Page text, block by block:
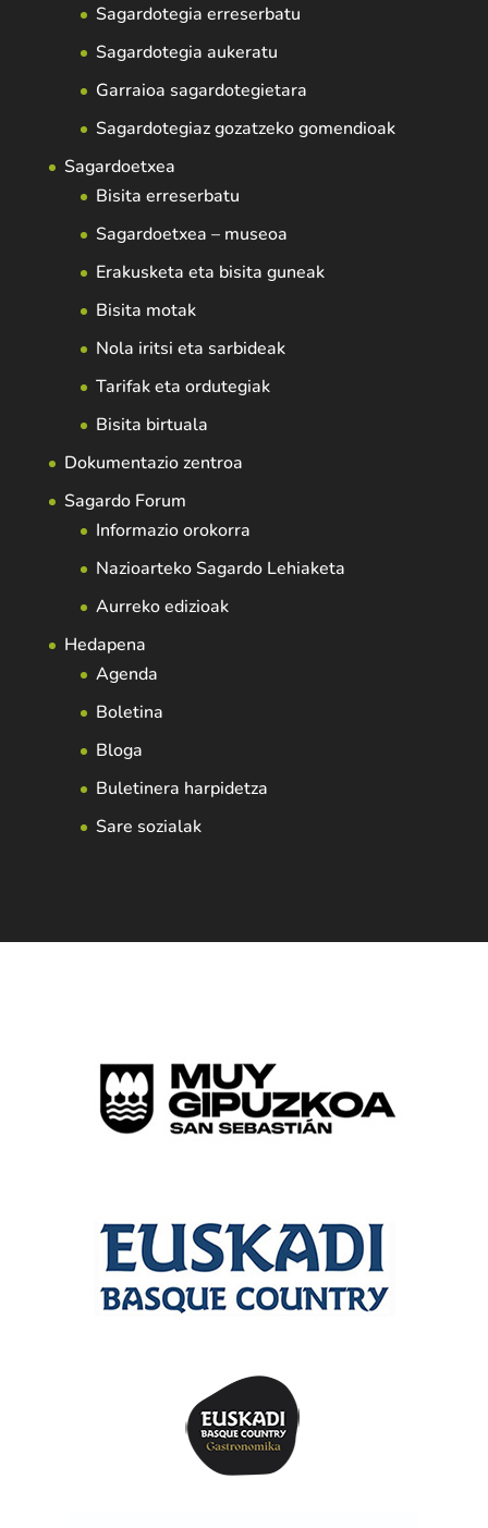
Sagardotegia erreserbatu
Sagardotegia aukeratu
Garraioa sagardotegietara
Sagardotegiaz gozatzeko gomendioak
Sagardoetxea
Bisita erreserbatu
Sagardoetxea – museoa
Erakusketa eta bisita guneak
Bisita motak
Nola iritsi eta sarbideak
Tarifak eta ordutegiak
Bisita birtuala
Dokumentazio zentroa
Sagardo Forum
Informazio orokorra
Nazioarteko Sagardo Lehiaketa
Aurreko edizioak
Hedapena
Agenda
Boletina
Bloga
Buletinera harpidetza
Sare sozialak